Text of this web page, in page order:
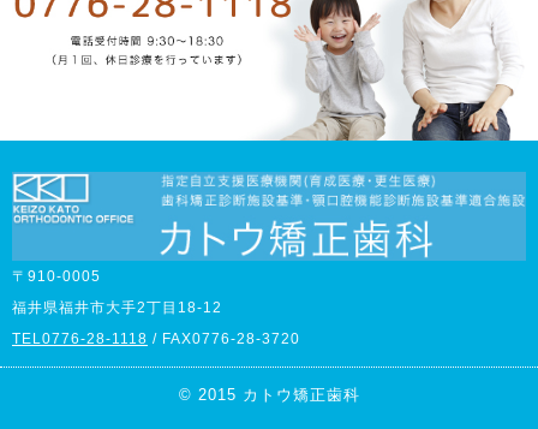
〒910-0005
福井県福井市大手2丁目18-12
TEL0776-28-1118 / FAX0776-28-3720
© 2015 カトウ矯正歯科